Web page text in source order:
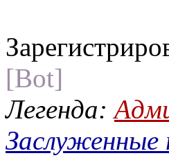
[Bot]
Легенда:
Заслуженные